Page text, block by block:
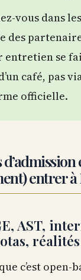
vous dans
des
entretien se
café, pas
officielle.
entrer à
AST,
réalités
c’est